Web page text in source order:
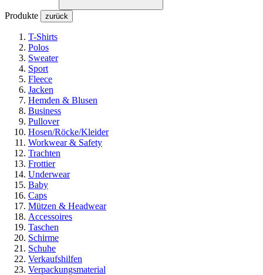
Produkte zurück
T-Shirts
Polos
Sweater
Sport
Fleece
Jacken
Hemden & Blusen
Business
Pullover
Hosen/Röcke/Kleider
Workwear & Safety
Trachten
Frottier
Underwear
Baby
Caps
Mützen & Headwear
Accessoires
Taschen
Schirme
Schuhe
Verkaufshilfen
Verpackungsmaterial